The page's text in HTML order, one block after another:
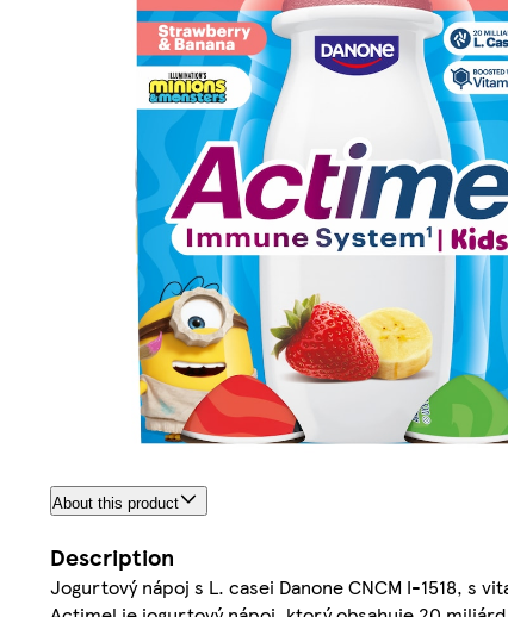
About this product
Description
Jogurtový nápoj s L. casei Danone CNCM I-1518, s